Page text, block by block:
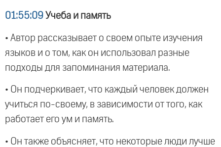
01:55:09 Учеба и память
• Автор рассказывает о своем опыте изучения
языков и о том, как он использовал разные
подходы для запоминания материала.
• Он подчеркивает, что каждый человек должен
учиться по-своему, в зависимости от того, как
работает его ум и память.
• Он также объясняет, что некоторые люди лучше